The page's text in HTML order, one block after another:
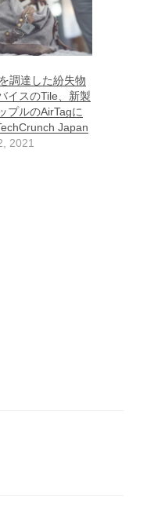
調達した紛失物
イスのTile、新製
プルのAirTagに
Japan
2021